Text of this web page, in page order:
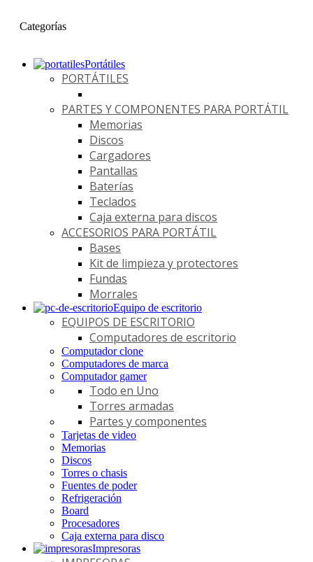
Categorías
Portátiles
PORTÁTILES
PARTES Y COMPONENTES PARA PORTÁTIL
Memorias
Discos
Cargadores
Pantallas
Baterías
Teclados
Caja externa para discos
ACCESORIOS PARA PORTÁTIL
Bases
Kit de limpieza y protectores
Fundas
Morrales
Equipo de escritorio
EQUIPOS DE ESCRITORIO
Computadores de escritorio
Computador clone
Computadores de marca
Computador gamer
Todo en Uno
Torres armadas
Partes y componentes
Tarjetas de video
Memorias
Discos
Torres o chasis
Fuentes de poder
Refrigeración
Board
Procesadores
Caja externa para disco
Impresoras